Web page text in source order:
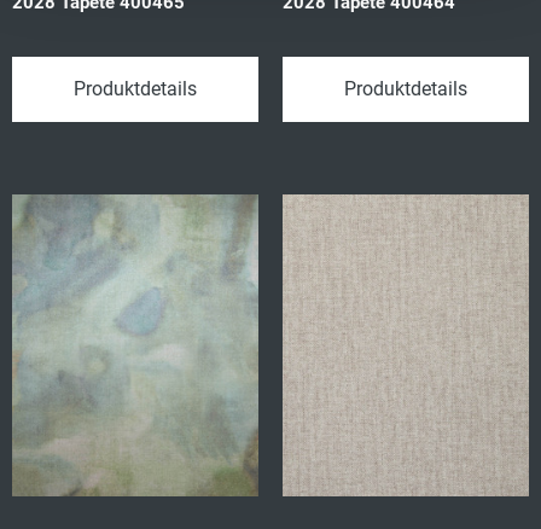
Produktdetails Produktdetails